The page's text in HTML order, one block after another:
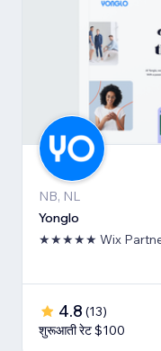
NB, NL
Yonglo
★★★★★ Wix Partner
4.8 (13)
शुरूआती रेट $100